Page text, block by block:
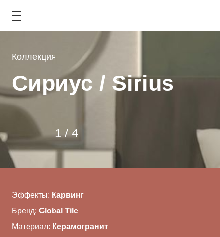
КАТАЛОГ
АКЦИИ
ОПЛАТА И ДОСТАВКА
COLLECTION
Коллекция
Сириус / Sirius
1 / 4
Эффекты: Карвинг
Бренд: Global Tile
Материал: Керамогранит